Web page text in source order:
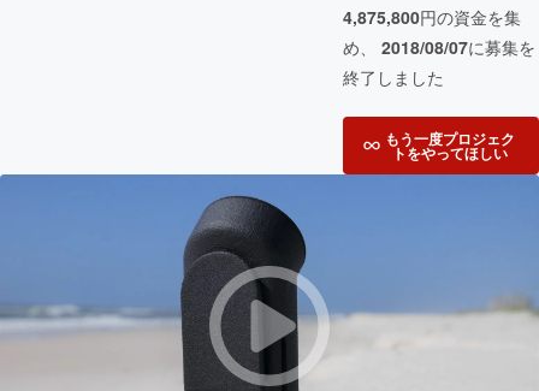
4,875,800円の資金を集
め、 2018/08/07に募集を
終了しました
もう一度プロジェク
トをやってほしい